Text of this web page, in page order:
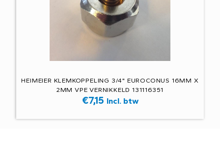
HEIMEIER KLEMKOPPELING 3/4" EUROCONUS 16MM X
2MM VPE VERNIKKELD 131116351
€7,15 Incl. btw